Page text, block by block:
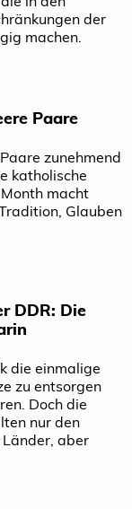
der
machen.
Paare
zunehmend
katholische
macht
Glauben
DDR: Die
die einmalige
zu entsorgen
Doch die
nur den
aber